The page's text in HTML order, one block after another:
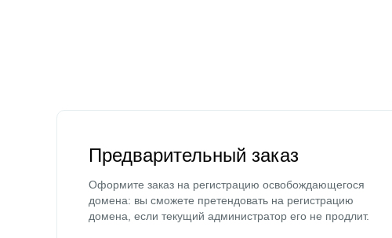
Предварительный заказ
Оформите заказ на регистрацию освобождающегося
домена: вы сможете претендовать на регистрацию
домена, если текущий администратор его не продлит.